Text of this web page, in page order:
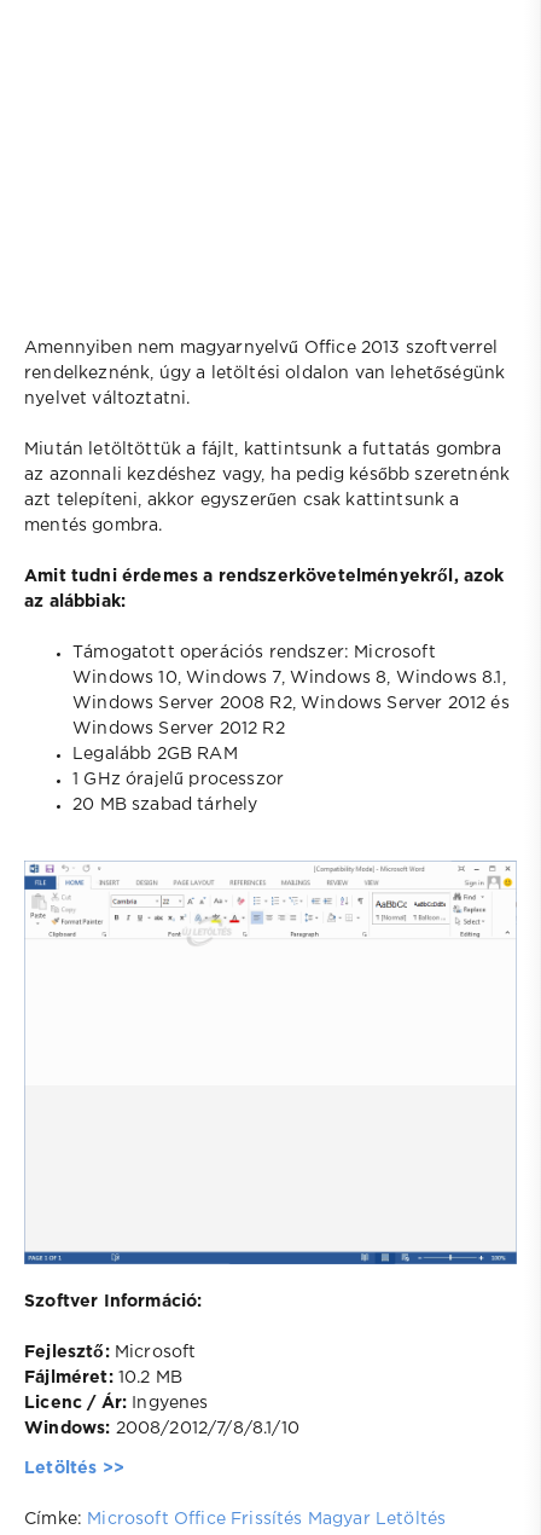
Amennyiben nem magyarnyelvű Office 2013 szoftverrel
rendelkeznénk, úgy a letöltési oldalon van lehetőségünk
nyelvet változtatni.
Miután letöltöttük a fájlt, kattintsunk a futtatás gombra
az azonnali kezdéshez vagy, ha pedig később szeretnénk
azt telepíteni, akkor egyszerűen csak kattintsunk a
mentés gombra.
Amit tudni érdemes a rendszerkövetelményekről, azok
az alábbiak:
Támogatott operációs rendszer: Microsoft
Windows 10, Windows 7, Windows 8, Windows 8.1,
Windows Server 2008 R2, Windows Server 2012 és
Windows Server 2012 R2
Legalább 2GB RAM
1 GHz órajelű processzor
20 MB szabad tárhely
Szoftver Információ:
Fejlesztő: Microsoft
Fájlméret:10.2 MB
Licenc / Ár: Ingyenes
Windows: 2008/2012/7/8/8.1/10
Letöltés >>
Címke: Microsoft Office Frissítés Magyar Letöltés